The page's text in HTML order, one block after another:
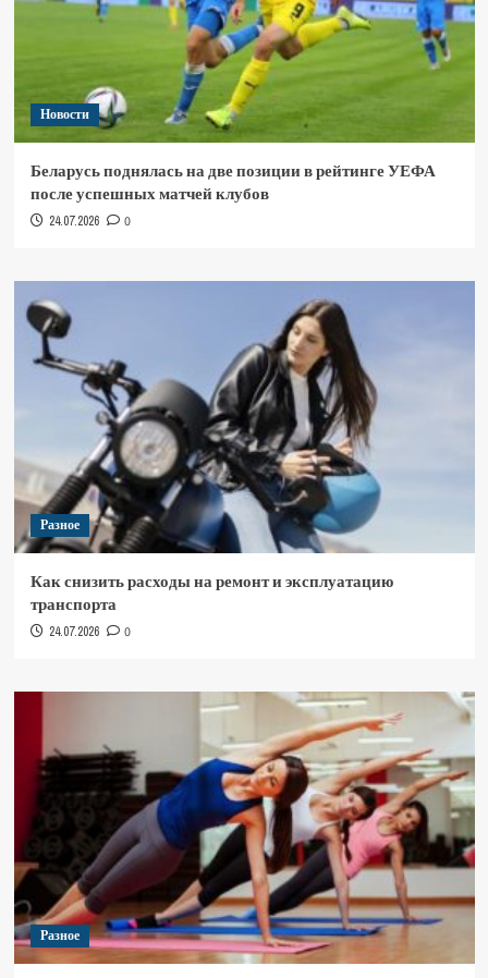
Новости
Беларусь поднялась на две позиции в рейтинге УЕФА
после успешных матчей клубов
24.07.2026 0
Разное
Как снизить расходы на ремонт и эксплуатацию
транспорта
24.07.2026 0
Разное